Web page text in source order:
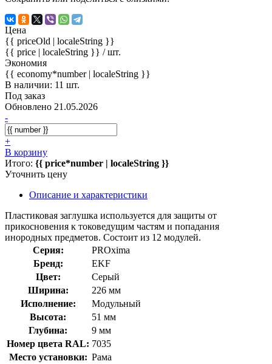
Цена
{{ priceOld | localeString }}
{{ price | localeString }} / шт.
Экономия
{{ economy*number | localeString }}
В наличии: 11 шт.
Под заказ
Обновлено 21.05.2026
-
+
В корзину
Итого: {{ price*number | localeString }}
Уточнить цену
Описание и характеристики
Пластиковая заглушка используется для защиты от
прикосновения к токоведущим частям и попадания
инородных предметов. Состоит из 12 модулей.
Серия:
PROxima
Бренд:
EKF
Цвет:
Серый
Ширина:
226 мм
Исполнение:
Модульный
Высота:
51 мм
Глубина:
9 мм
Номер цвета RAL: 7035
Место установки: Рама